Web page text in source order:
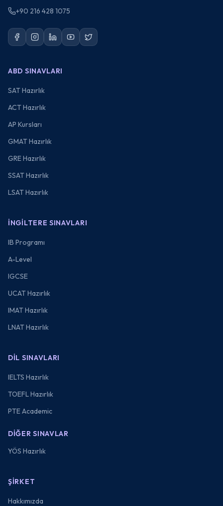
+90 216 428 1075
ABD SINAVLARI
SAT Hazırlık
ACT Hazırlık
AP Kursları
GMAT Hazırlık
GRE Hazırlık
SSAT Hazırlık
LSAT Hazırlık
İNGILTERE SINAVLARI
IB Programı
A-Level
IGCSE
UCAT Hazırlık
IMAT Hazırlık
LNAT Hazırlık
DIL SINAVLARI
IELTS Hazırlık
TOEFL Hazırlık
PTE Academic
DIĞER SINAVLAR
YÖS Hazırlık
ŞIRKET
Hakkımızda